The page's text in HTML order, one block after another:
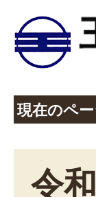
現在のペ
令